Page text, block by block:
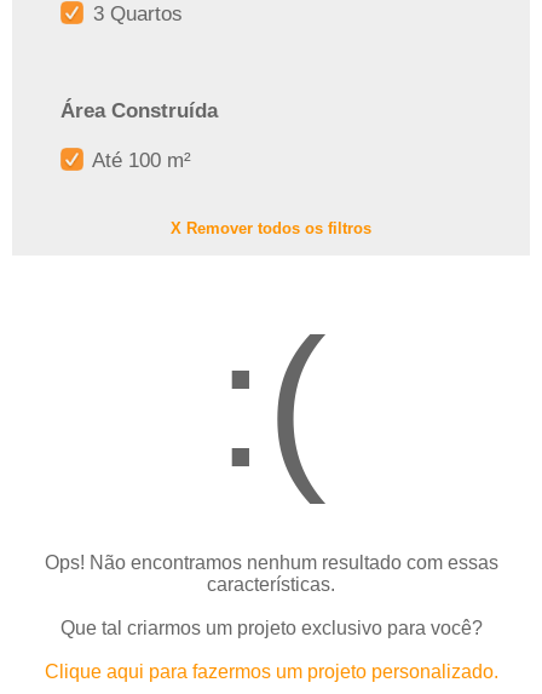
3 Quartos
Área Construída
Até 100 m²
X Remover todos os filtros
:(
Ops! Não encontramos nenhum resultado com essas
características.
Que tal criarmos um projeto exclusivo para você?
Clique aqui para fazermos um projeto personalizado.